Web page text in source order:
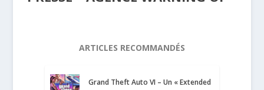
ARTICLES RECOMMANDÉS
Grand Theft Auto VI – Un « Extended